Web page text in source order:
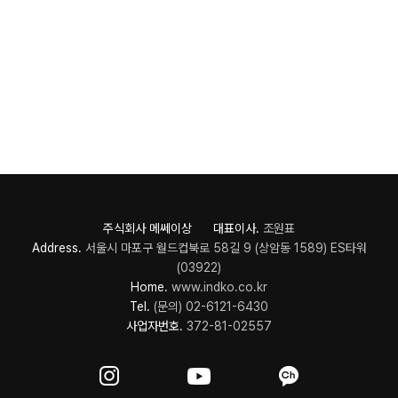
주식회사 메쎄이상 대표이사. 조원표
Address. 서울시 마포구 월드컵북로 58길 9 (상암동 1589) ES타워
(03922)
Home. www.indko.co.kr
Tel. (문의) 02-6121-6430
사업자번호. 372-81-02557